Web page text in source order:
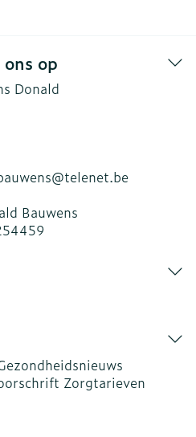
op
Donald
telenet.be
Bauwens
Zorgtarieven